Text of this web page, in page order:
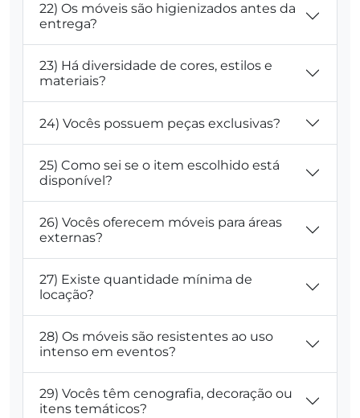
22) Os móveis são higienizados antes da
entrega?
23) Há diversidade de cores, estilos e
materiais?
24) Vocês possuem peças exclusivas?
25) Como sei se o item escolhido está
disponível?
26) Vocês oferecem móveis para áreas
externas?
27) Existe quantidade mínima de
locação?
28) Os móveis são resistentes ao uso
intenso em eventos?
29) Vocês têm cenografia, decoração ou
itens temáticos?